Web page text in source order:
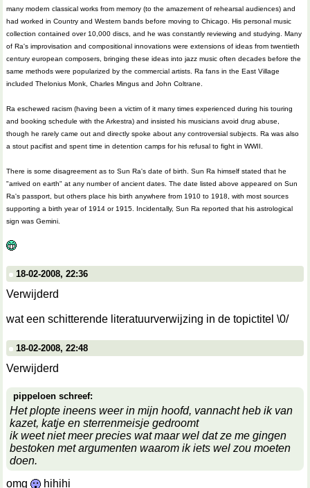
many modern classical works from memory (to the amazement of rehearsal audiences) and
had worked in Country and Western bands before moving to Chicago. His personal music
collection contained over 10,000 discs, and he was constantly reviewing and studying. Many
of Ra's improvisation and compositional innovations were extensions of ideas from twentieth
century european composers, bringing these ideas into jazz music often decades before the
same methods were popularized by the commercial artists. Ra fans in the East Village
included Thelonius Monk, Charles Mingus and John Coltrane.
Ra eschewed racism (having been a victim of it many times experienced during his touring
and booking schedule with the Arkestra) and insisted his musicians avoid drug abuse,
though he rarely came out and directly spoke about any controversial subjects. Ra was also
a stout pacifist and spent time in detention camps for his refusal to fight in WWII.
There is some disagreement as to Sun Ra's date of birth. Sun Ra himself stated that he
"arrived on earth" at any number of ancient dates. The date listed above appeared on Sun
Ra's passport, but others place his birth anywhere from 1910 to 1918, with most sources
supporting a birth year of 1914 or 1915. Incidentally, Sun Ra reported that his astrological
sign was Gemini.
18-02-2008, 22:36
Verwijderd
wat een schitterende literatuurverwijzing in de topictitel \0/
18-02-2008, 22:48
Verwijderd
pippeloen schreef:
Het plopte ineens weer in mijn hoofd, vannacht heb ik van
kazet, katje en sterrenmeisje gedroomt
ik weet niet meer precies wat maar wel dat ze me gingen
bestoken met argumenten waarom ik iets wel zou moeten
doen.
omg
hihihi